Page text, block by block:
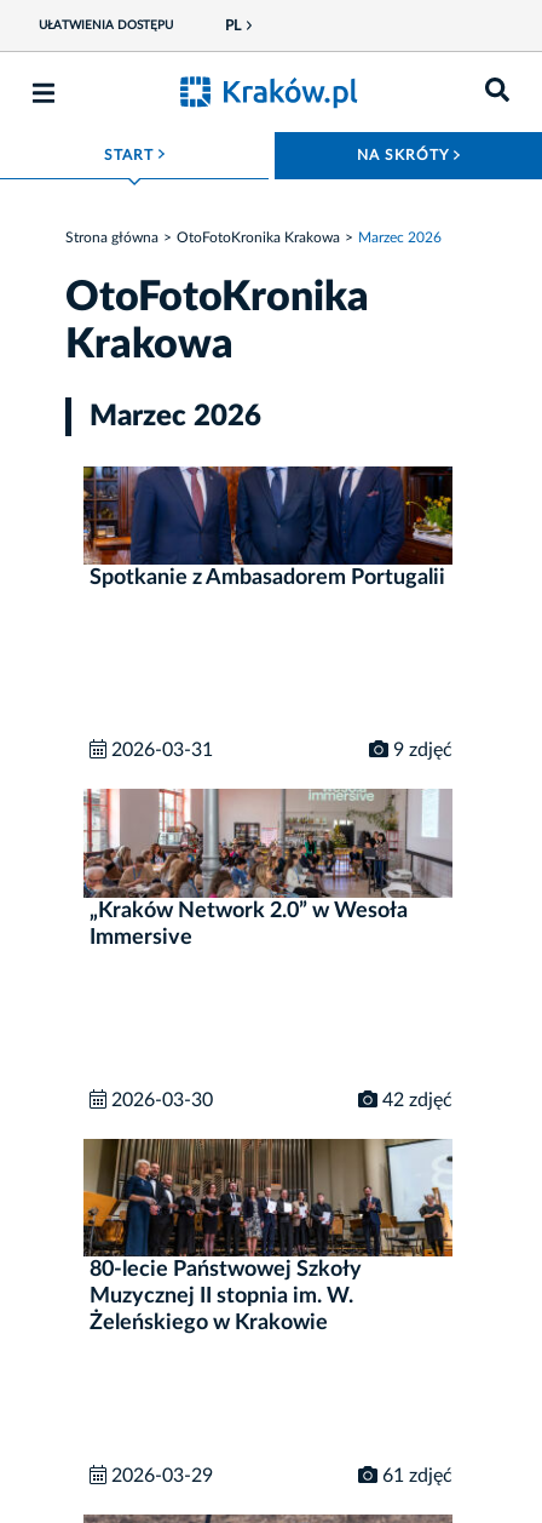
UŁATWIENIA DOSTĘPU PL
START ROZWIŃ MENU NA SKRÓTY
Strona główna OtoFotoKronika Krakowa Marzec 2026
OtoFotoKronika
Krakowa
Marzec 2026
Spotkanie z Ambasadorem Portugalii
2026-03-31 9 zdjęć
„Kraków Network 2.0” w Wesoła
Immersive
2026-03-30 42 zdjęć
80-lecie Państwowej Szkoły
Muzycznej II stopnia im. W.
Żeleńskiego w Krakowie
2026-03-29 61 zdjęć